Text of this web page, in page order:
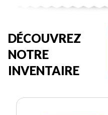
DÉCOUVREZ
NOTRE
INVENTAIRE